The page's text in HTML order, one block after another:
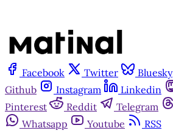
Facebook Twitter Bluesky
Github
Instagram Linkedin
Pinterest
Reddit Telegram
Whatsapp
Youtube
RSS